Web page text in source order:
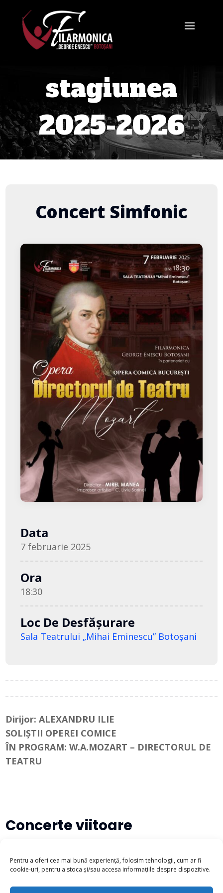
Pentru a oferi cea mai bună experiență, folosim tehnologii, cum ar fi
cookie-uri, pentru a stoca și/sau accesa informațiile despre dispozitive.
stagiunea
2025-2026
Concert Simfonic
Data
7 februarie 2025
Ora
18:30
Loc De Desfășurare
Sala Teatrului „Mihai Eminescu” Botoşani
Dirijor: ALEXANDRU ILIE
SOLIȘTII OPEREI COMICE
ÎN PROGRAM: W.A.MOZART – DIRECTORUL DE
TEATRU
Concerte viitoare
There are no upcoming events at this time.